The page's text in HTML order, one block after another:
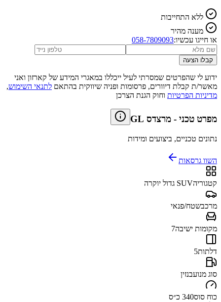
ללא התחייבות
מענה מהיר
או חייגו עכשיו:058-7809093
קבלו הצעה
ידוע לי שהפרטים שמסרתי לעיל ייכללו במאגרי המידע של קארזון ואני
מאשר/ת קבלת דיוורים, פרסומות ופניה שיווקית בהתאם לתנאי השימוש,
מדיניות הפרטיות וחוק הגנת הצרכן
מפרט טכני - מרצדס GL
נתונים טכניים, ביצועים ומידות
השוו גרסאות
קטגוריהSUV גדול יוקרה
מרכבשטח/פנאי
מקומות ישיבה7
דלתות5
סוג מנועבנזין
כוח סוס340 כ״ס